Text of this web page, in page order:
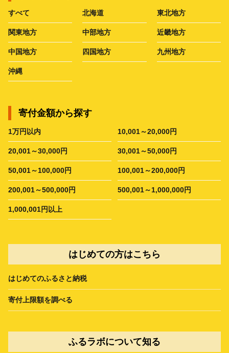
すべて 北海道 東北地方
関東地方 中部地方 近畿地方
中国地方 四国地方 九州地方
沖縄
寄付金額から探す
1万円以内 10,001～20,000円
20,001～30,000円 30,001～50,000円
50,001～100,000円 100,001～200,000円
200,001～500,000円 500,001～1,000,000円
1,000,001円以上
はじめての方はこちら
はじめてのふるさと納税
寄付上限額を調べる
ふるラボについて知る